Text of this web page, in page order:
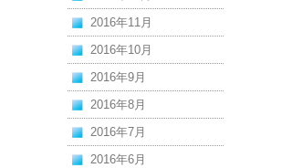
2016年11月
2016年10月
2016年9月
2016年8月
2016年7月
2016年6月